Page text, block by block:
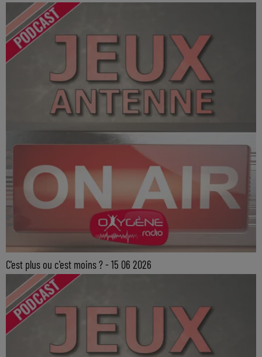
C'est plus ou c'est moins ? - 15 06 2026